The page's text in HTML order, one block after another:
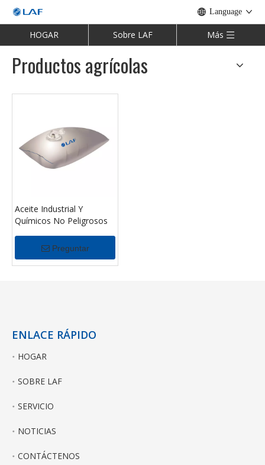
Language
HOGAR Sobre LAF Más
Productos agrícolas
Aceite Industrial Y
Químicos No Peligrosos
Preguntar
ENLACE RÁPIDO
HOGAR
SOBRE LAF
SERVICIO
NOTICIAS
CONTÁCTENOS